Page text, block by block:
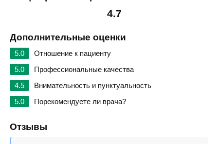
4.7
Дополнительные оценки
5.0
Отношение к пациенту
5.0
Профессиональные качества
4.5
Внимательность и пунктуальность
5.0
Порекомендуете ли врача?
Отзывы